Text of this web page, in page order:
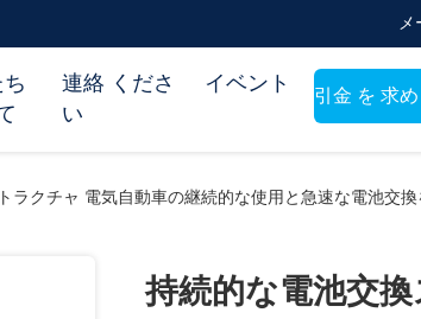
メ
連絡 くださ
い
イベント
引金 を 求
ラクチャ 電気自動車の継続的な使用と急速な電池交換
持続的な電池交